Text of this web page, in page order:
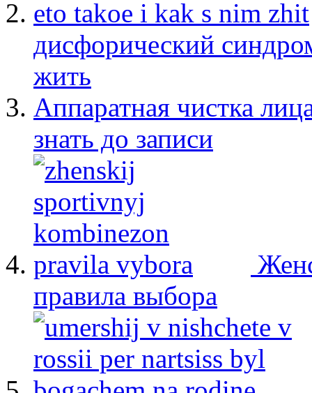
дисфорический
жить
Аппаратная чистка
знать до записи
правила выбора